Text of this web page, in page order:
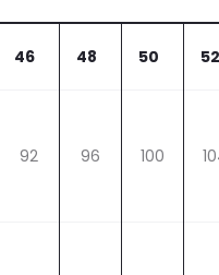
46 48 50 52
92 96 100